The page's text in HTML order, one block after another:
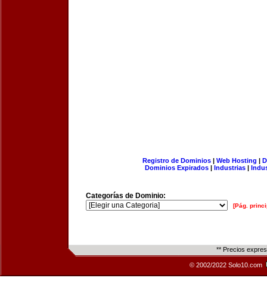
Registro de Dominios| Web Hosting |
Dominios Expirados | Industrias |
Categorías de Dominio:
[Pág.
** Precios
© 2002/2022 Solo10.com